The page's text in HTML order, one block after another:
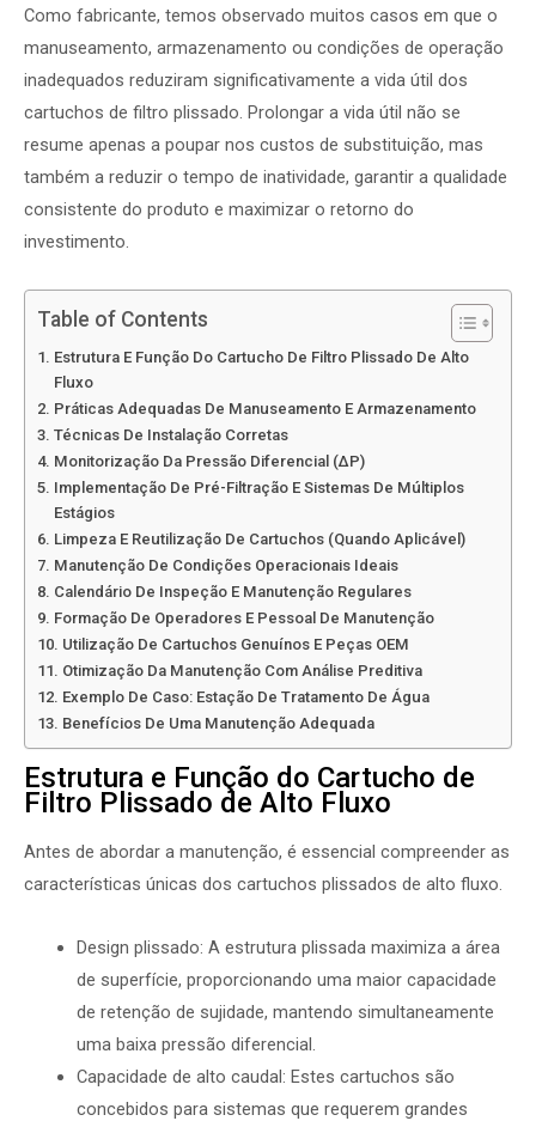
Como fabricante, temos observado muitos casos em que o
manuseamento, armazenamento ou condições de operação
inadequados reduziram significativamente a vida útil dos
cartuchos de filtro plissado. Prolongar a vida útil não se
resume apenas a poupar nos custos de substituição, mas
também a reduzir o tempo de inatividade, garantir a qualidade
consistente do produto e maximizar o retorno do
investimento.
Table of Contents
Estrutura E Função Do Cartucho De Filtro Plissado De Alto
Fluxo
Práticas Adequadas De Manuseamento E Armazenamento
Técnicas De Instalação Corretas
Monitorização Da Pressão Diferencial (ΔP)
Implementação De Pré-Filtração E Sistemas De Múltiplos
Estágios
Limpeza E Reutilização De Cartuchos (quando Aplicável)
Manutenção De Condições Operacionais Ideais
Calendário De Inspeção E Manutenção Regulares
Formação De Operadores E Pessoal De Manutenção
Utilização De Cartuchos Genuínos E Peças OEM
Otimização Da Manutenção Com Análise Preditiva
Exemplo De Caso: Estação De Tratamento De Água
Benefícios De Uma Manutenção Adequada
Estrutura e Função do Cartucho de
Filtro Plissado de Alto Fluxo
Antes de abordar a manutenção, é essencial compreender as
características únicas dos cartuchos plissados de alto fluxo.
Design plissado: A estrutura plissada maximiza a área
de superfície, proporcionando uma maior capacidade
de retenção de sujidade, mantendo simultaneamente
uma baixa pressão diferencial.
Capacidade de alto caudal: Estes cartuchos são
concebidos para sistemas que requerem grandes